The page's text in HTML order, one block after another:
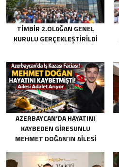
TİMBİR 2.OLAĞAN GENEL
KURULU GERÇEKLEŞTIRILDI
AZERBAYCAN’DA HAYATINI
KAYBEDEN GIRESUNLU
MEHMET DOĞAN’IN AILESI